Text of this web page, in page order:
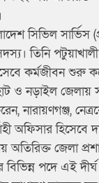
সিভিল সার্ভিস
তিনি
কর্মজীবন শুরু
ও নড়াইল জেলায়
নারায়ণগঞ্জ,
অফিসার হিসেবে
অতিরিক্ত জেলা
পদে এই